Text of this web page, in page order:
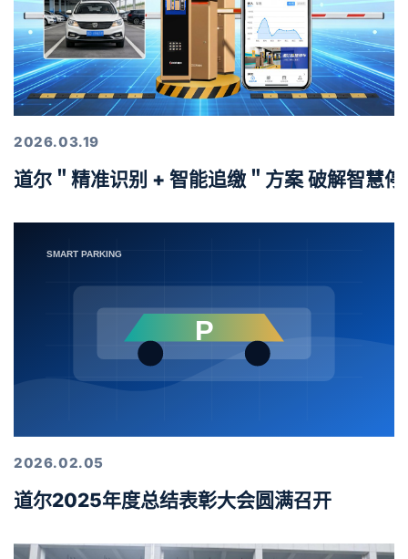
2026.03.19
道尔＂精准识别 + 智能追缴＂方案 破解智慧
2026.02.05
道尔2025年度总结表彰大会圆满召开